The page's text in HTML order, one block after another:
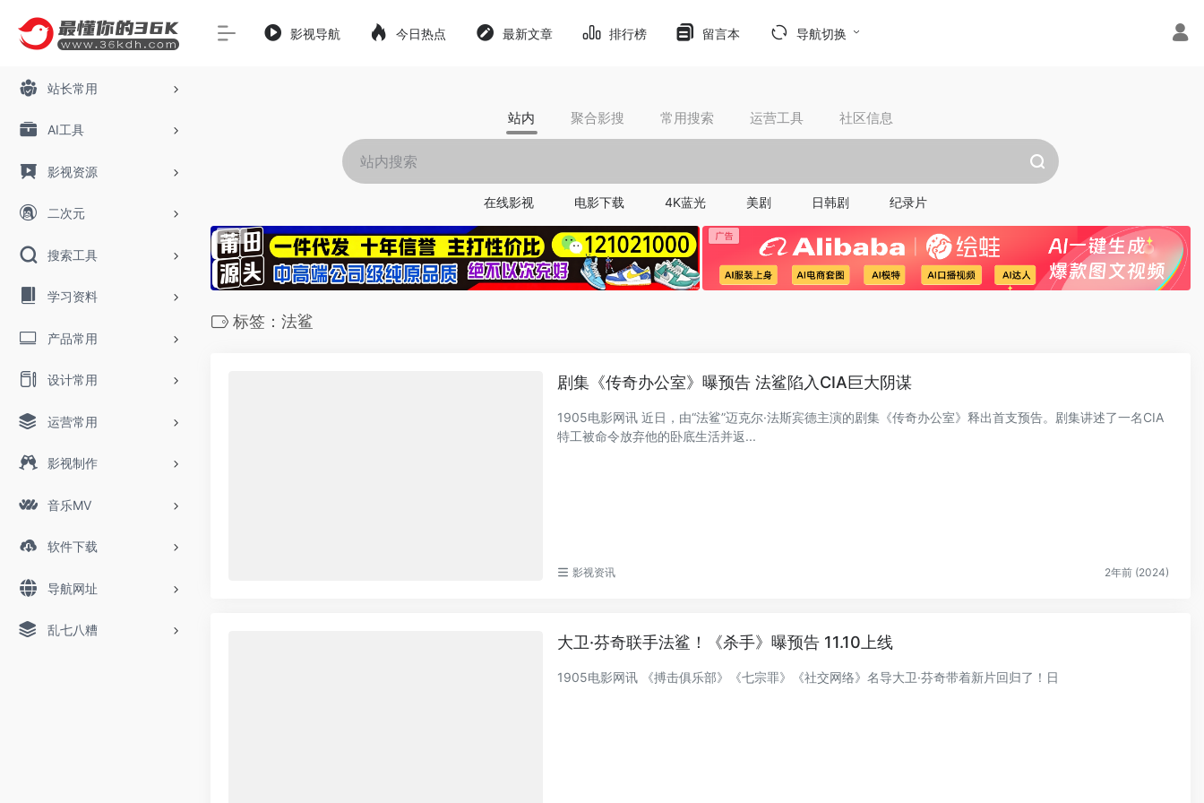
站长常用
AI工具
影视资源
二次元
搜索工具
学习资料
产品常用
设计常用
运营常用
影视制作
音乐MV
软件下载
导航网址
乱七八糟
影视导航 今日热点 最新文章 排行榜 留言本 导航切换
站内 聚合影搜 常用搜索 运营工具 社区信息
在线影视 电影下载 4K蓝光 美剧 日韩剧 纪录片
标签：法鲨
剧集《传奇办公室》曝预告 法鲨陷入CIA巨大阴谋
1905电影网讯 近日，由“法鲨”迈克尔·法斯宾德主演的剧集《传奇办公室》释出首支预告。剧集讲述了一名CIA
特工被命令放弃他的卧底生活并返...
影视资讯 2年前 (2024)
大卫·芬奇联手法鲨！《杀手》曝预告 11.10上线
1905电影网讯 《搏击俱乐部》《七宗罪》《社交网络》名导大卫·芬奇带着新片回归了！日